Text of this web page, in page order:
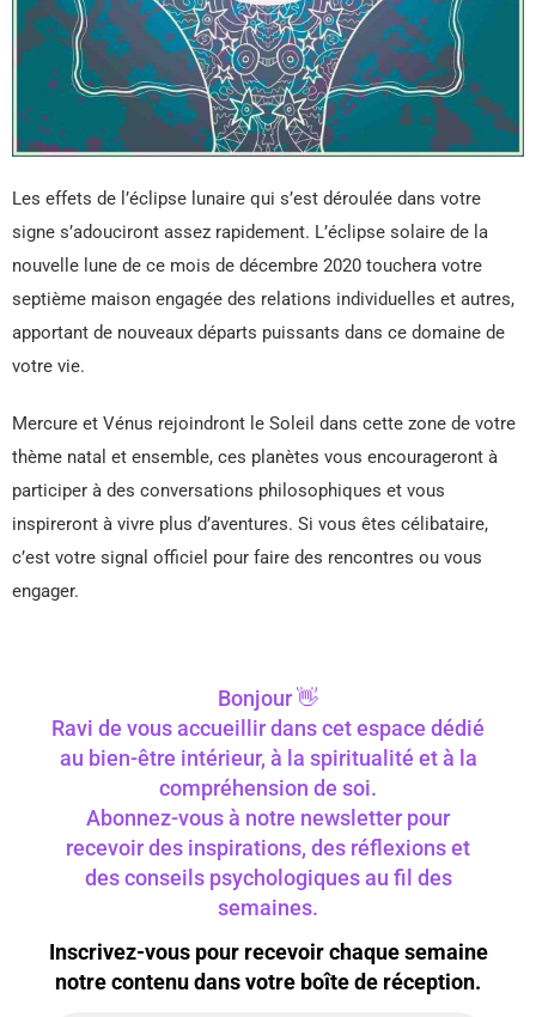
Les effets de l’éclipse lunaire qui s’est déroulée dans votre
signe s’adouciront assez rapidement. L’éclipse solaire de la
nouvelle lune de ce mois de décembre 2020 touchera votre
septième maison engagée des relations individuelles et autres,
apportant de nouveaux départs puissants dans ce domaine de
votre vie.
Mercure et Vénus rejoindront le Soleil dans cette zone de votre
thème natal et ensemble, ces planètes vous encourageront à
participer à des conversations philosophiques et vous
inspireront à vivre plus d’aventures. Si vous êtes célibataire,
c’est votre signal officiel pour faire des rencontres ou vous
engager.
Bonjour 👋
Ravi de vous accueillir dans cet espace dédié
au bien-être intérieur, à la spiritualité et à la
compréhension de soi.
Abonnez-vous à notre newsletter pour
recevoir des inspirations, des réflexions et
des conseils psychologiques au fil des
semaines.
Inscrivez-vous pour recevoir chaque semaine
notre contenu dans votre boîte de réception.